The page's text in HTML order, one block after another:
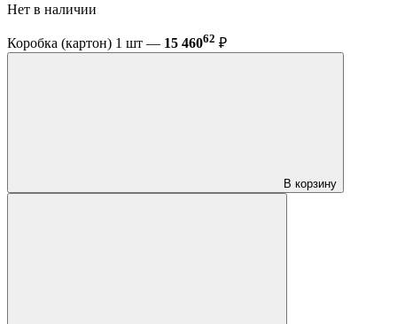
Нет в наличии
Коробка (картон) 1 шт — 15 46062 ₽
В корзину